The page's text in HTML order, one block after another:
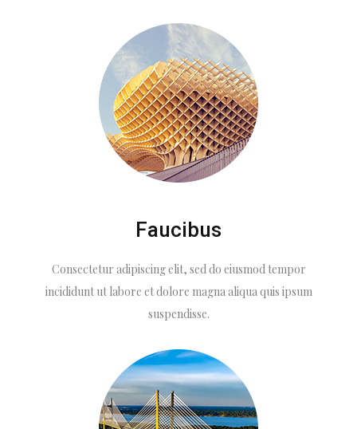
Faucibus
Consectetur adipiscing elit, sed do eiusmod tempor
incididunt ut labore et dolore magna aliqua quis ipsum
suspendisse.